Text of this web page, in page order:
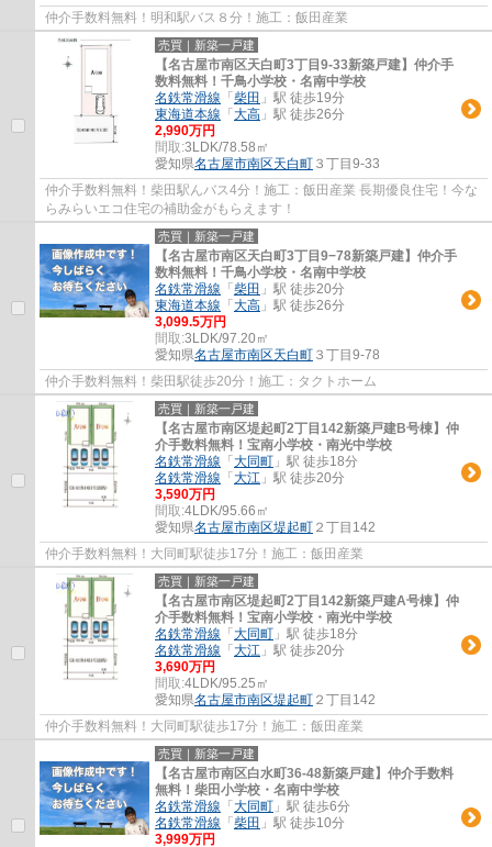
仲介手数料無料！明和駅バス８分！施工：飯田産業
売買｜新築一戸建
【名古屋市南区天白町3丁目9-33新築戸建】仲介手
数料無料！千鳥小学校・名南中学校
名鉄常滑線 「 柴田 」駅 徒歩19分
東海道本線 「 大高 」駅 徒歩26分
2,990万円
間取:3LDK/78.58㎡
愛知県名古屋市南区天白町 ３丁目9-33
仲介手数料無料！柴田駅んバス4分！施工：飯田産業 長期優良住宅！今な
らみらいエコ住宅の補助金がもらえます！
売買｜新築一戸建
【名古屋市南区天白町3丁目9−78新築戸建】仲介手
数料無料！千鳥小学校・名南中学校
名鉄常滑線 「 柴田 」駅 徒歩20分
東海道本線 「 大高 」駅 徒歩26分
3,099.5万円
間取:3LDK/97.20㎡
愛知県名古屋市南区天白町 ３丁目9-78
仲介手数料無料！柴田駅徒歩20分！施工：タクトホーム
売買｜新築一戸建
【名古屋市南区堤起町2丁目142新築戸建B号棟】仲
介手数料無料！宝南小学校・南光中学校
名鉄常滑線 「 大同町 」駅 徒歩18分
名鉄常滑線 「 大江 」駅 徒歩20分
3,590万円
間取:4LDK/95.66㎡
愛知県名古屋市南区堤起町 ２丁目142
仲介手数料無料！大同町駅徒歩17分！施工：飯田産業
売買｜新築一戸建
【名古屋市南区堤起町2丁目142新築戸建A号棟】仲
介手数料無料！宝南小学校・南光中学校
名鉄常滑線 「 大同町 」駅 徒歩18分
名鉄常滑線 「 大江 」駅 徒歩20分
3,690万円
間取:4LDK/95.25㎡
愛知県名古屋市南区堤起町 ２丁目142
仲介手数料無料！大同町駅徒歩17分！施工：飯田産業
売買｜新築一戸建
【名古屋市南区白水町36-48新築戸建】仲介手数料
無料！柴田小学校・名南中学校
名鉄常滑線 「 大同町 」駅 徒歩6分
名鉄常滑線 「 柴田 」駅 徒歩10分
3,999万円